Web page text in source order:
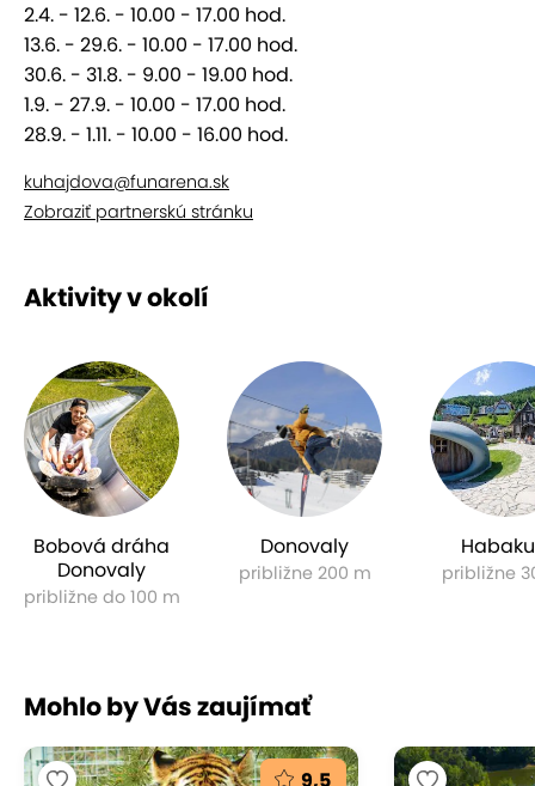
2.4. - 12.6. - 10.00 - 17.00 hod.
13.6. - 29.6. - 10.00 - 17.00 hod.
30.6. - 31.8. - 9.00 - 19.00 hod.
1.9. - 27.9. - 10.00 - 17.00 hod.
28.9. - 1.11. - 10.00 - 16.00 hod.
kuhajdova@funarena.sk
Zobraziť partnerskú stránku
Aktivity v okolí
Bobová dráha
Donovaly
približne do 100 m
Donovaly
približne 200 m približne
Mohlo by Vás zaujímať